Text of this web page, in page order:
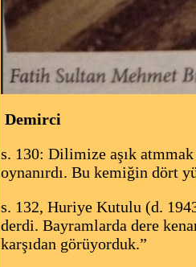
Demirci
s. 130: Dilimize aşık
oynanırdı. Bu kemiğin dört
s. 132, Huriye Kutulu (d.
derdi. Bayramlarda dere
karşıdan görüyorduk.”